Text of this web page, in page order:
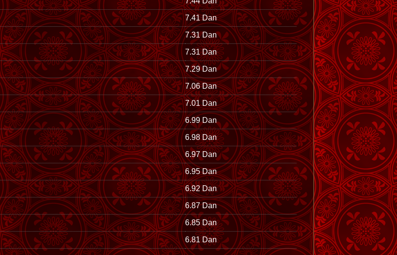
7.41 Dan
7.31 Dan
7.31 Dan
7.29 Dan
7.06 Dan
7.01 Dan
6.99 Dan
6.98 Dan
6.97 Dan
6.95 Dan
6.92 Dan
6.87 Dan
6.85 Dan
6.81 Dan